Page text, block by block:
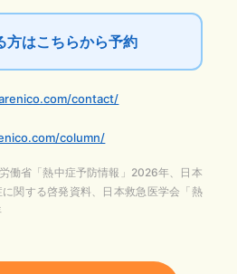
方はこちらから予約
contact/
column/
働省「熱中症予防情報」2026年、日本
関する啓発資料、日本救急医学会「熱